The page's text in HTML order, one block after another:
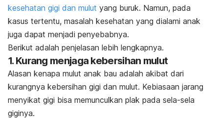
kesehatan gigi dan mulut yang buruk. Namun, pada
kasus tertentu, masalah kesehatan yang dialami anak
juga dapat menjadi penyebabnya.
Berikut adalah penjelasan lebih lengkapnya.
1. Kurang menjaga kebersihan mulut
Alasan kenapa mulut anak bau adalah akibat dari
kurangnya kebersihan gigi dan mulut. Kebiasaan jarang
menyikat gigi bisa memunculkan plak pada sela-sela
giginya.